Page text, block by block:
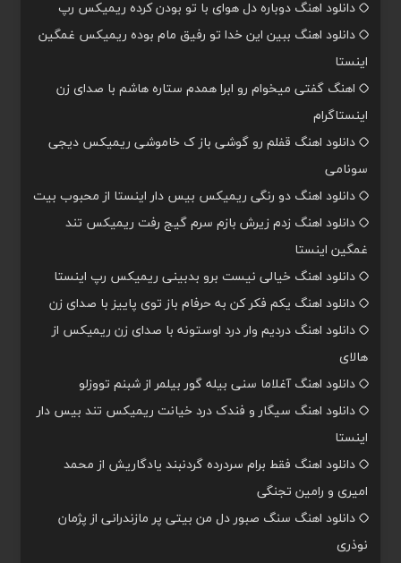
دانلود اهنگ دوباره دل هوای با تو بودن کرده ریمیکس رپ
دانلود اهنگ ببین این خدا تو رفیق مام بوده ریمیکس غمگین
اینستا
اهنگ گفتی میخوام رو ابرا همدم ستاره هاشم با صدای زن
اینستاگرام
دانلود اهنگ قفلم رو گوشی باز ک خاموشی ریمیکس دیجی
سونامی
دانلود اهنگ دو رنگی ریمیکس بیس دار اینستا از محبوب بیت
دانلود اهنگ زدم زیرش بازم سرم گیج رفت ریمیکس تند
غمگین اینستا
دانلود اهنگ خیالی نیست برو بدبینی ریمیکس رپ اینستا
دانلود اهنگ یکم فکر کن به حرفام باز توی پاییز با صدای زن
دانلود اهنگ دردیم وار درد اوستونه با صدای زن ریمیکس از
هالای
دانلود اهنگ آغلاما سنی بیله گور بیلمر از شبنم تووزلو
دانلود اهنگ سیگار و فندک درد خیانت ریمیکس تند بیس دار
اینستا
دانلود اهنگ فقط برام سردرده گردنبند یادگاریش از محمد
امیری و رامین تجنگی
دانلود اهنگ سنگ صبور دل من بیتی پر مازندرانی از پژمان
نوذری